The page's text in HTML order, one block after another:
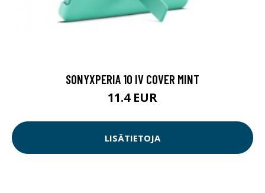
SONYXPERIA 10 IV COVER MINT
11.4 EUR
LISÄTIETOJA